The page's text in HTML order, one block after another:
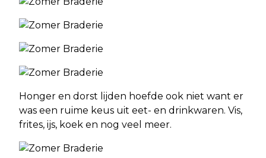
Honger en dorst lijden hoefde ook niet want er
was een ruime keus uit eet- en drinkwaren. Vis,
frites, ijs, koek en nog veel meer.